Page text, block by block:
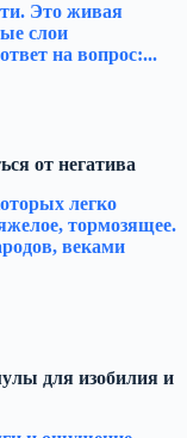
Это живая
слои
на вопрос:...
от негатива
легко
тормозящее.
веками
для изобилия и